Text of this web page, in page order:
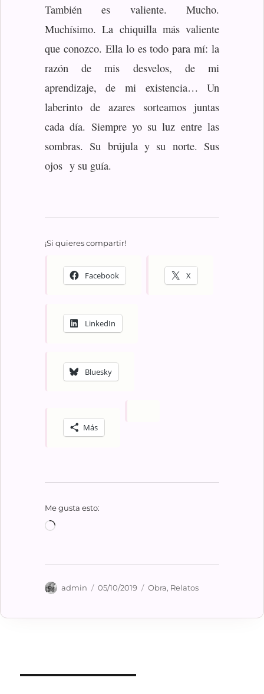
También es valiente. Mucho.
Muchísimo. La chiquilla más valiente
que conozco. Ella lo es todo para mí: la
razón de mis desvelos, de mi
aprendizaje, de mi existencia… Un
laberinto de azares sorteamos juntas
cada día. Siempre yo su luz entre las
sombras. Su brújula y su norte. Sus
ojos y su guía.
¡Si quieres compartir!
Facebook X
LinkedIn
Bluesky
Más
Me gusta esto:
Cargando...
Autor
admin
Publicado
05/10/2019 Categorías
Obra, Relatos